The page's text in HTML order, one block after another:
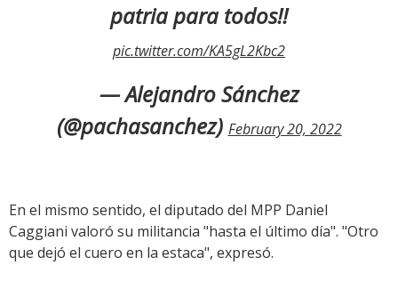
patria para todos!!
pic.twitter.com/KA5gL2Kbc2
— Alejandro Sánchez
(@pachasanchez) February 20, 2022
En el mismo sentido, el diputado del MPP Daniel
Caggiani valoró su militancia "hasta el último día". "Otro
que dejó el cuero en la estaca", expresó.